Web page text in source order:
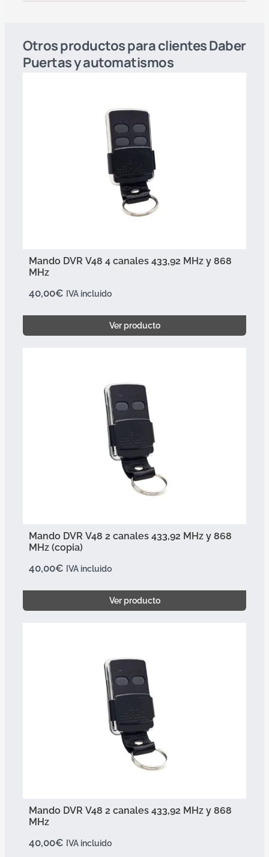
Otros productos para clientes Daber
Puertas y automatismos
Mando DVR V48 4 canales 433,92 MHz y 868
MHz
40,00€ IVA incluido
Ver producto
Mando DVR V48 2 canales 433,92 MHz y 868
MHz (copia)
40,00€ IVA incluido
Ver producto
Mando DVR V48 2 canales 433,92 MHz y 868
MHz
40,00€ IVA incluido